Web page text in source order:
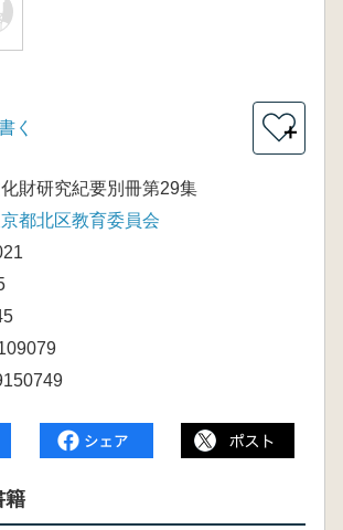
く ＋
財研究紀要別冊第29集
都北区教育委員会
籍